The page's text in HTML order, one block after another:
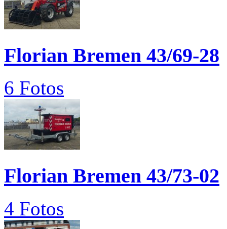
Florian Bremen 43/69-28
6 Fotos
Florian Bremen 43/73-02
4 Fotos